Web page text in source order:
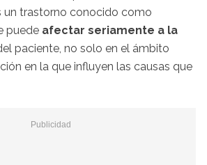
un trastorno conocido como
puede afectar seriamente a la
paciente, no solo en el ámbito
en la que influyen las causas que